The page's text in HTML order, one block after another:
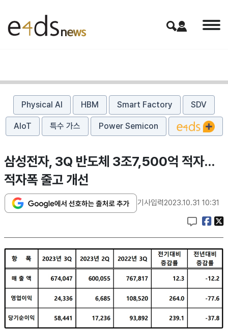
Physical AI HBM Smart Factory SDV
AIoT 특수 가스 Power Semicon
삼성전자, 3Q 반도체 3조7,500억 적자…
적자폭 줄고 개선
기사입력2023.10.31 10:31